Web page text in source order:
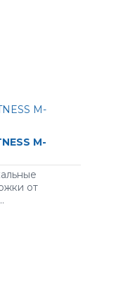
M-
от